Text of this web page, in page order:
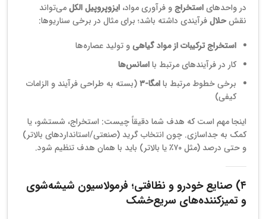
در واحدهایاستخراجو فرآوری مواد، ایزوپروپیل الکلمی‌تواند
نقشحلالفرآیندی داشته باشد؛ برای مثال در برخی سناریوها:
استخراج ترکیبات از مواد گیاهیو تولید عصاره‌ها
کار در فرآیندهای مرتبط بااسانس‌ها
برخی خطوط مرتبط باامگا-۳
(بسته به طراحی فرآیند و الزامات
کیفی)
اینجا مهم است که هدف شما دقیقاً چیست: استخراج، شستشو، یا
کمک به جداسازی. چون انتخاب گرید (صنعتی/استانداردهای بالاتر)
و حتی درصد (مثل ۷۰٪ یا بالاتر) باید با همان هدف تنظیم شود.
۴) صنایع خودرو و نظافتی؛ فرمولاسیون شیشه‌شوی
و تمیزکننده‌های سریع‌خشک